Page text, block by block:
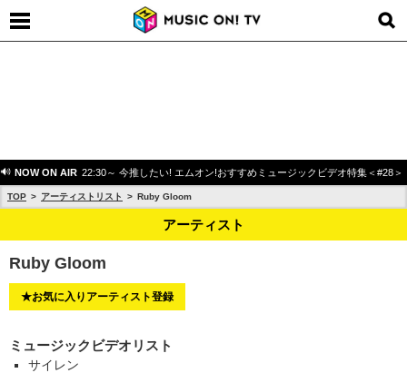
NOW ON AIR 22:30～ 今推したい! エムオン!おすすめミュージックビデオ特集＜#28＞
TOP アーティストリスト Ruby Gloom
アーティスト
Ruby Gloom
★お気に入りアーティスト登録
ミュージックビデオリスト
サイレン